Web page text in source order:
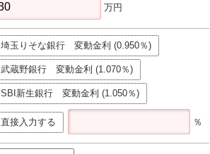
万円
埼玉りそな銀行 変動金利 (0.950％)
武蔵野銀行 変動金利 (1.070％)
SBI新生銀行 変動金利 (1.050％)
直接入力する ％